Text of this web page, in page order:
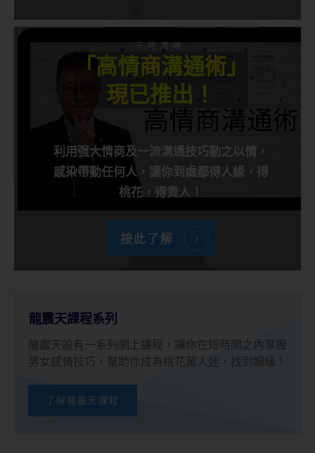
千呼萬喚
「高情商溝通術」
現已推出！
利用强大情商及一流溝通技巧動之以情，
感染帶動任何人，讓你到處都得人緣，得
桃花，得貴人！
按此了解
龍震天課程系列
龍震天設有一系列網上課程，讓你在短時間之內掌握
男女感情技巧，幫助你成為桃花萬人迷，找到姻緣！
了解龍震天課程